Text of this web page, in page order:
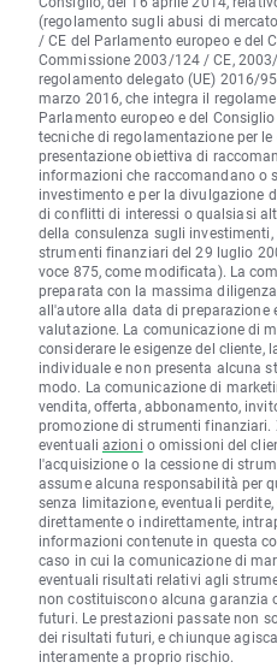
(regolamento sugli abusi di
/ CE del Parlamento europeo e del
Commissione 2003/124 / CE,
regolamento delegato (UE) 2016/
marzo 2016, che integra il
Parlamento europeo e del
tecniche di regolamentazione per
presentazione obiettiva di
informazioni che raccomandano o
investimento e per la divulgazione
di conflitti di interessi o qualsiasi
della consulenza sugli
strumenti finanziari del 29 luglio
voce 875, come modificata). La
preparata con la massima
all'autore alla data di preparazione
valutazione. La comunicazione di
considerare le esigenze del cliente,
individuale e non presenta alcuna
modo. La comunicazione di
vendita, offerta, abbonamento,
promozione di strumenti finanziari.
eventuali azioni o omissioni del
l'acquisizione o la cessione di
assume alcuna responsabilità per
senza limitazione, eventuali
direttamente o indirettamente,
informazioni contenute in questa
caso in cui la comunicazione di
eventuali risultati relativi agli
non costituiscono alcuna garanzia
futuri. Le prestazioni passate non
dei risultati futuri, e chiunque
interamente a proprio rischio.